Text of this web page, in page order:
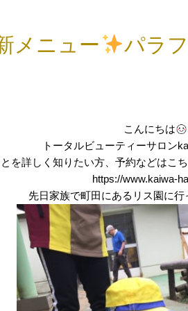
メニュー パラ
こんにちは
トータルビューティーサロン
を詳しく知りたい方、予約などはこ
https://www.kaiwa-
先日家族で町田にあるリス園に行